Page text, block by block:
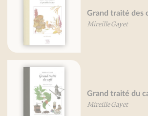
Grand traité des céréales
Mireille Gayet
Grand traité du café
Mireille Gayet